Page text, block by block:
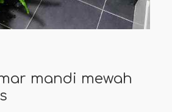
mandi mewah